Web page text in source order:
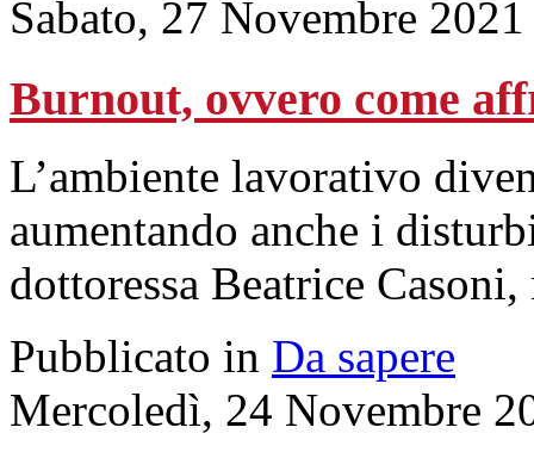
Sabato, 27 Novembre
Burnout, ovvero come
L’ambiente lavorativo
aumentando anche i
dottoressa Beatrice
Pubblicato in Da sapere
Mercoledì, 24 Novembre